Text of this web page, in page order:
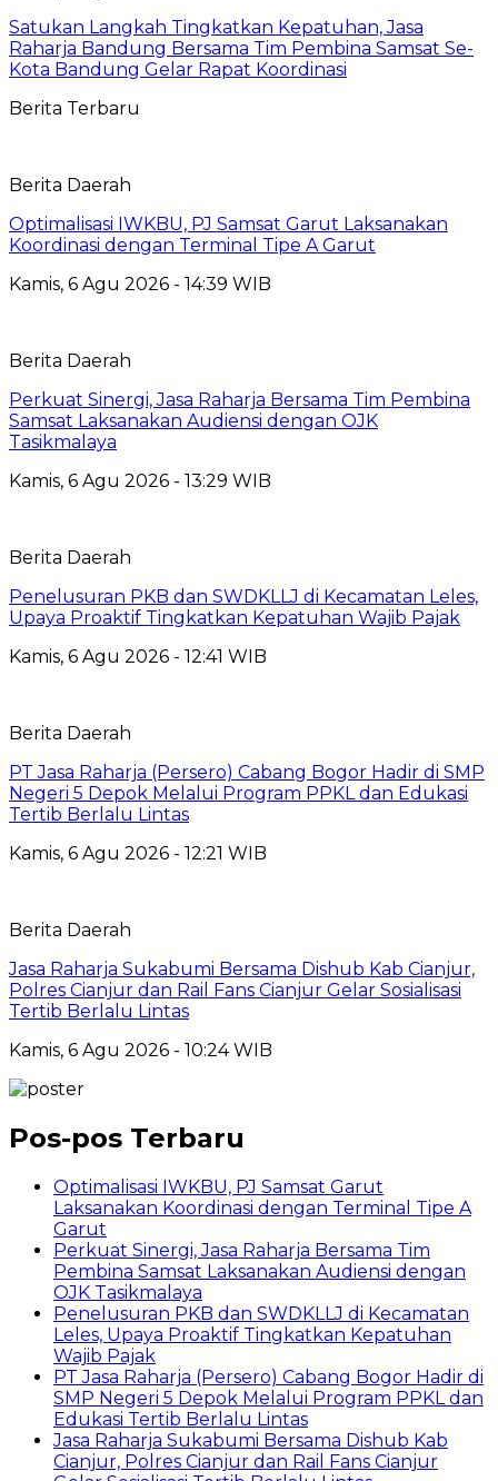
Satukan Langkah Tingkatkan Kepatuhan, Jasa
Raharja Bandung Bersama Tim Pembina Samsat Se-
Kota Bandung Gelar Rapat Koordinasi
Berita Terbaru
Berita Daerah
Optimalisasi IWKBU, PJ Samsat Garut Laksanakan
Koordinasi dengan Terminal Tipe A Garut
Kamis, 6 Agu 2026 - 14:39 WIB
Berita Daerah
Perkuat Sinergi, Jasa Raharja Bersama Tim Pembina
Samsat Laksanakan Audiensi dengan OJK
Tasikmalaya
Kamis, 6 Agu 2026 - 13:29 WIB
Berita Daerah
Penelusuran PKB dan SWDKLLJ di Kecamatan Leles,
Upaya Proaktif Tingkatkan Kepatuhan Wajib Pajak
Kamis, 6 Agu 2026 - 12:41 WIB
Berita Daerah
PT Jasa Raharja (Persero) Cabang Bogor Hadir di SMP
Negeri 5 Depok Melalui Program PPKL dan Edukasi
Tertib Berlalu Lintas
Kamis, 6 Agu 2026 - 12:21 WIB
Berita Daerah
Jasa Raharja Sukabumi Bersama Dishub Kab Cianjur,
Polres Cianjur dan Rail Fans Cianjur Gelar Sosialisasi
Tertib Berlalu Lintas
Kamis, 6 Agu 2026 - 10:24 WIB
Pos-pos Terbaru
Optimalisasi IWKBU, PJ Samsat Garut
Laksanakan Koordinasi dengan Terminal Tipe A
Garut
Perkuat Sinergi, Jasa Raharja Bersama Tim
Pembina Samsat Laksanakan Audiensi dengan
OJK Tasikmalaya
Penelusuran PKB dan SWDKLLJ di Kecamatan
Leles, Upaya Proaktif Tingkatkan Kepatuhan
Wajib Pajak
PT Jasa Raharja (Persero) Cabang Bogor Hadir di
SMP Negeri 5 Depok Melalui Program PPKL dan
Edukasi Tertib Berlalu Lintas
Jasa Raharja Sukabumi Bersama Dishub Kab
Cianjur, Polres Cianjur dan Rail Fans Cianjur